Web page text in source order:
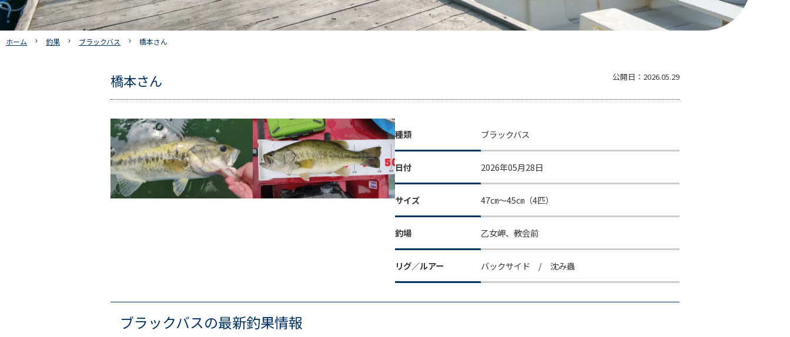
ホーム 釣果 ブラックバス 橋本さん
橋本さん 公開日： 2026.05.29
種類 ブラックバス
日付 2026年05月28日
サイズ 47㎝～45㎝（4匹）
釣場 乙女岬、教会前
リグ／ルアー バックサイド / 沈み蟲
ブラックバスの最新釣果情報